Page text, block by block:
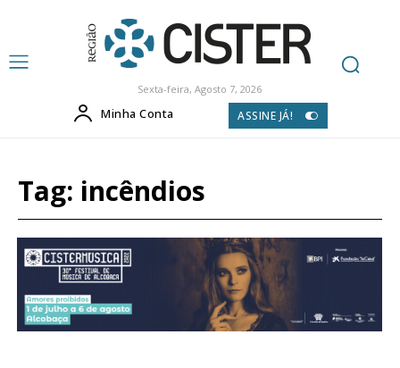
Sexta-feira, Agosto 7, 2026
Minha Conta ASSINE JÁ!
Tag: incêndios